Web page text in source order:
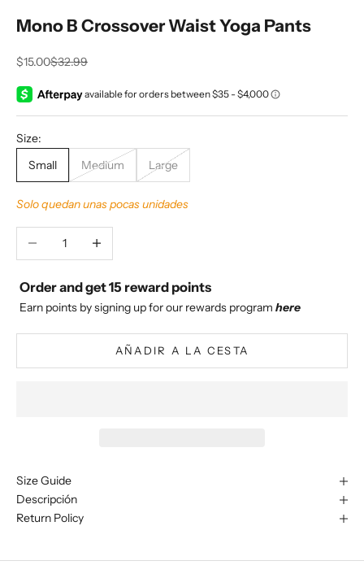
Mono B Crossover Waist Yoga Pants
Precio de oferta
$15.00Precio normal
$32.99
Size:
Small
Medium Large
Solo quedan unas pocas unidades
Reducir cantidadAumentar cantidad
Order and get15 reward points
Earn points by signing up for our rewards program here
AÑADIR A LA CESTA
Size Guide
Descripción
Return Policy